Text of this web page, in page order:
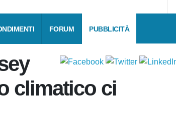
FORUM PUBBLICITÀ
climatico ci